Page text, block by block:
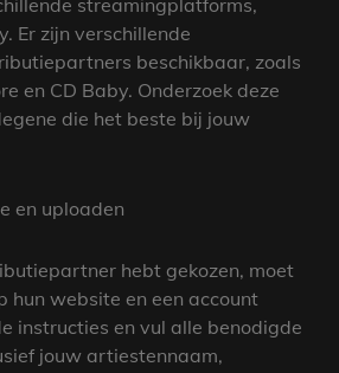
streamingplatforms,
Er zijn verschillende
beschikbaar, zoals
en CD Baby. Onderzoek deze
die het beste bij jouw
en uploaden
hebt gekozen, moet
hun website en een account
instructies en vul alle benodigde
jouw artiestennaam,